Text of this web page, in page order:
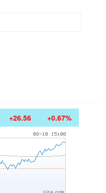
+26.56 +0.67%